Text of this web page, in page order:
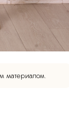
материалом.